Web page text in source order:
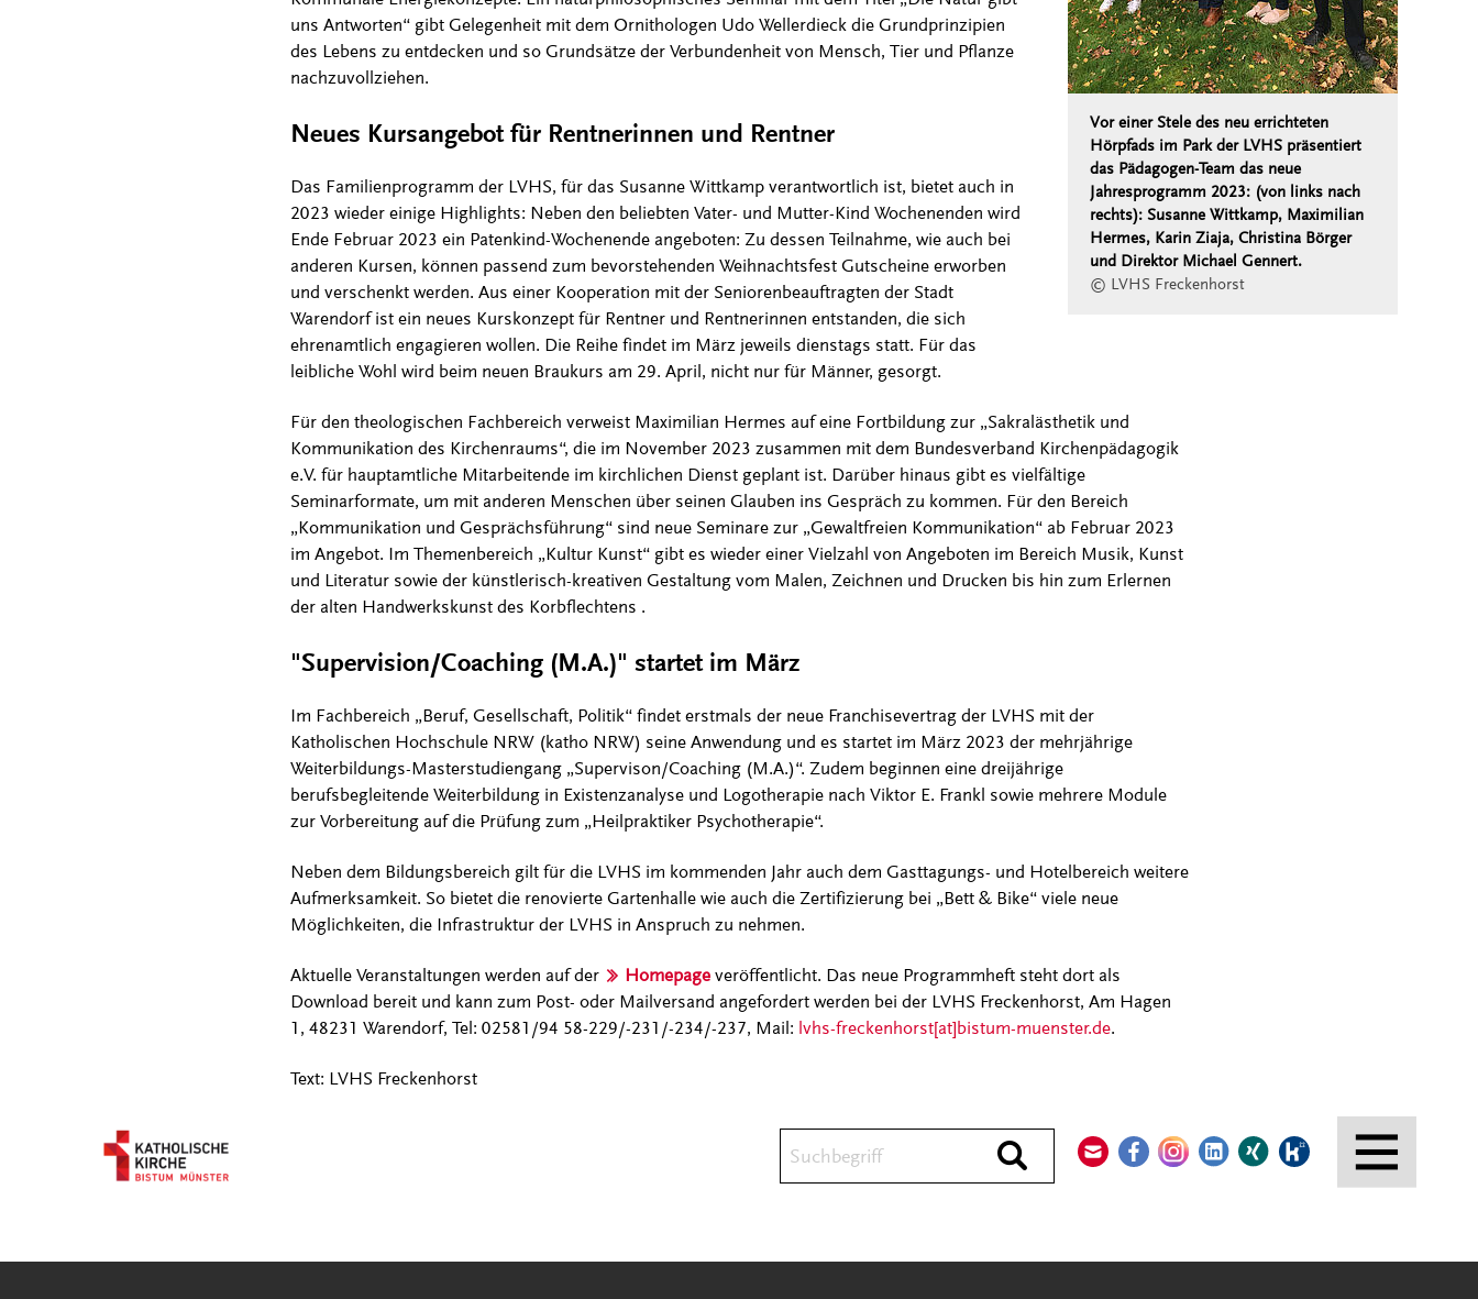
Durchsuchen
Vor einer Stele des neu errichteten
Hörpfads im Park der LVHS präsentiert
das Pädagogen-Team das neue
Jahresprogramm 2023: (von links nach
rechts): Susanne Wittkamp, Maximilian
Hermes, Karin Ziaja, Christina Börger
und Direktor Michael Gennert.
© LVHS Freckenhorst
uns Antworten“ gibt Gelegenheit mit dem Ornithologen Udo Wellerdieck die Grundprinzipien
des Lebens zu entdecken und so Grundsätze der Verbundenheit von Mensch, Tier und Pflanze
nachzuvollziehen.
Neues Kursangebot für Rentnerinnen und Rentner
Das Familienprogramm der LVHS, für das Susanne Wittkamp verantwortlich ist, bietet auch in
2023 wieder einige Highlights: Neben den beliebten Vater- und Mutter-Kind Wochenenden wird
Ende Februar 2023 ein Patenkind-Wochenende angeboten: Zu dessen Teilnahme, wie auch bei
anderen Kursen, können passend zum bevorstehenden Weihnachtsfest Gutscheine erworben
und verschenkt werden. Aus einer Kooperation mit der Seniorenbeauftragten der Stadt
Warendorf ist ein neues Kurskonzept für Rentner und Rentnerinnen entstanden, die sich
ehrenamtlich engagieren wollen. Die Reihe findet im März jeweils dienstags statt. Für das
leibliche Wohl wird beim neuen Braukurs am 29. April, nicht nur für Männer, gesorgt.
Für den theologischen Fachbereich verweist Maximilian Hermes auf eine Fortbildung zur „Sakralästhetik und
Kommunikation des Kirchenraums“, die im November 2023 zusammen mit dem Bundesverband Kirchenpädagogik
e.V. für hauptamtliche Mitarbeitende im kirchlichen Dienst geplant ist. Darüber hinaus gibt es vielfältige
Seminarformate, um mit anderen Menschen über seinen Glauben ins Gespräch zu kommen. Für den Bereich
„Kommunikation und Gesprächsführung“ sind neue Seminare zur „Gewaltfreien Kommunikation“ ab Februar 2023
im Angebot. Im Themenbereich „Kultur Kunst“ gibt es wieder einer Vielzahl von Angeboten im Bereich Musik, Kunst
und Literatur sowie der künstlerisch-kreativen Gestaltung vom Malen, Zeichnen und Drucken bis hin zum Erlernen
der alten Handwerkskunst des Korbflechtens .
"Supervision/Coaching (M.A.)" startet im März
Im Fachbereich „Beruf, Gesellschaft, Politik“ findet erstmals der neue Franchisevertrag der LVHS mit der
Katholischen Hochschule NRW (katho NRW) seine Anwendung und es startet im März 2023 der mehrjährige
Weiterbildungs-Masterstudiengang „Supervison/Coaching (M.A.)“. Zudem beginnen eine dreijährige
berufsbegleitende Weiterbildung in Existenzanalyse und Logotherapie nach Viktor E. Frankl sowie mehrere Module
zur Vorbereitung auf die Prüfung zum „Heilpraktiker Psychotherapie“.
Neben dem Bildungsbereich gilt für die LVHS im kommenden Jahr auch dem Gasttagungs- und Hotelbereich weitere
Aufmerksamkeit. So bietet die renovierte Gartenhalle wie auch die Zertifizierung bei „Bett & Bike“ viele neue
Möglichkeiten, die Infrastruktur der LVHS in Anspruch zu nehmen.
Aktuelle Veranstaltungen werden auf der Homepage veröffentlicht. Das neue Programmheft steht dort als
Download bereit und kann zum Post- oder Mailversand angefordert werden bei der LVHS Freckenhorst, Am Hagen
1, 48231 Warendorf, Tel: 02581/94 58-229/-231/-234/-237, Mail: lvhs-freckenhorst[at]bistum-muenster.de.
Text: LVHS Freckenhorst